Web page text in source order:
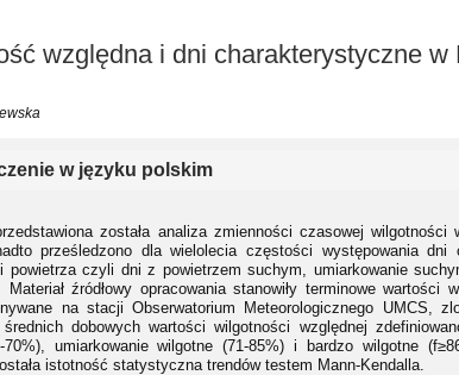
względna i dni charakterystyczne
w języku polskim
została analiza zmienności czasowej
prześledzono dla wielolecia częstości występowania dni
powietrza czyli dni z powietrzem suchym, umiarkowanie
Materiał źródłowy opracowania stanowiły terminowe wartości
na stacji Obserwatorium Meteorologicznego UMCS,
średnich dobowych wartości wilgotności względnej
70%), umiarkowanie wilgotne (71-85%) i bardzo wilgotne
istotność statystyczna trendów testem Mann-Kendalla.